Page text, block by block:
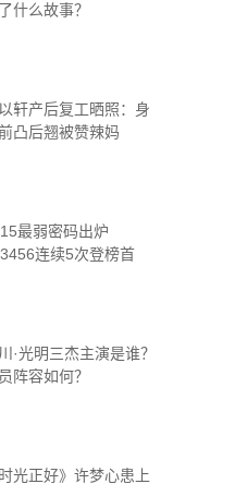
什么故事？
轩产后复工晒照：身
凸后翘被赞辣妈
最弱密码出炉
连续5次登榜首
·光明三杰主演是谁？
阵容如何？
时光正好》许梦心患上